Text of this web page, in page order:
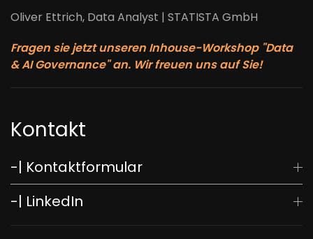
Oliver Ettrich, Data Analyst | STATISTA GmbH
Fragen sie jetzt unseren Inhouse-Workshop "Data
& AI Governance" an. Wir freuen uns auf Sie!
Kontakt
-| Kontaktformular
-| LinkedIn